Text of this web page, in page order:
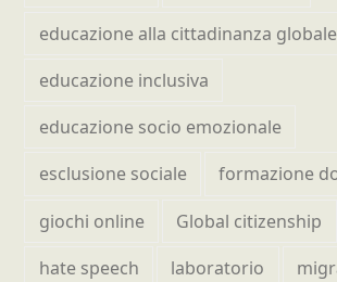
educazione alla cittadinanza globale
educazione inclusiva
educazione socio emozionale
esclusione sociale
formazione
giochi online
Global citizenship
hate speech
laboratorio